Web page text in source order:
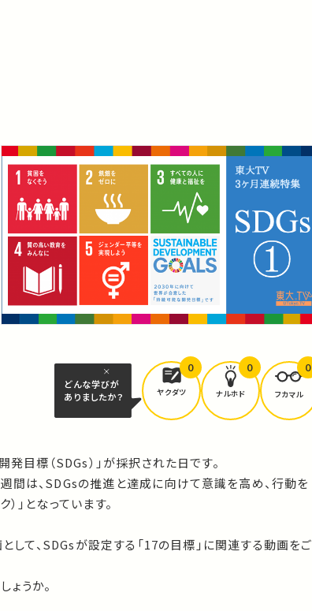
どんな学びが
ありましたか？
ヤクダツ
0
ナルホド
0
フカマル
0
目標（SDGs）」が採択された日です。
間は、SDGsの推進と達成に向けて意識を高め、行動を
」となっています。
して、SDGsが設定する「17の目標」に関連する動画をご
うか。